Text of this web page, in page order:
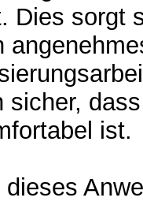
Dies sorgt
sicher,
ist.